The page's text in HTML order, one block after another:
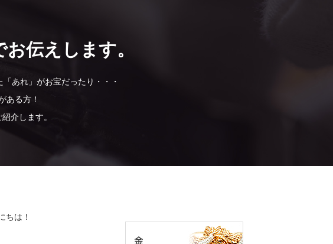
伝えします。
あれ」がお宝だったり・・・
ある方！
介します。
ちは！